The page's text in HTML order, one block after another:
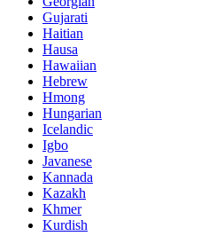
Gujarati
Haitian
Hausa
Hawaiian
Hebrew
Hmong
Hungarian
Icelandic
Igbo
Javanese
Kannada
Kazakh
Khmer
Kurdish